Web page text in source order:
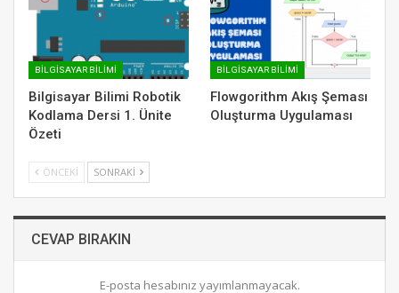
BILGISAYAR BILIMI
Bilgisayar Bilimi Robotik
Kodlama Dersi 1. Ünite
Özeti
BILGISAYAR BILIMI
Flowgorithm Akış Şeması
Oluşturma Uygulaması
ÖNCEKI SONRAKI
CEVAP BIRAKIN
E-posta hesabınız yayımlanmayacak.